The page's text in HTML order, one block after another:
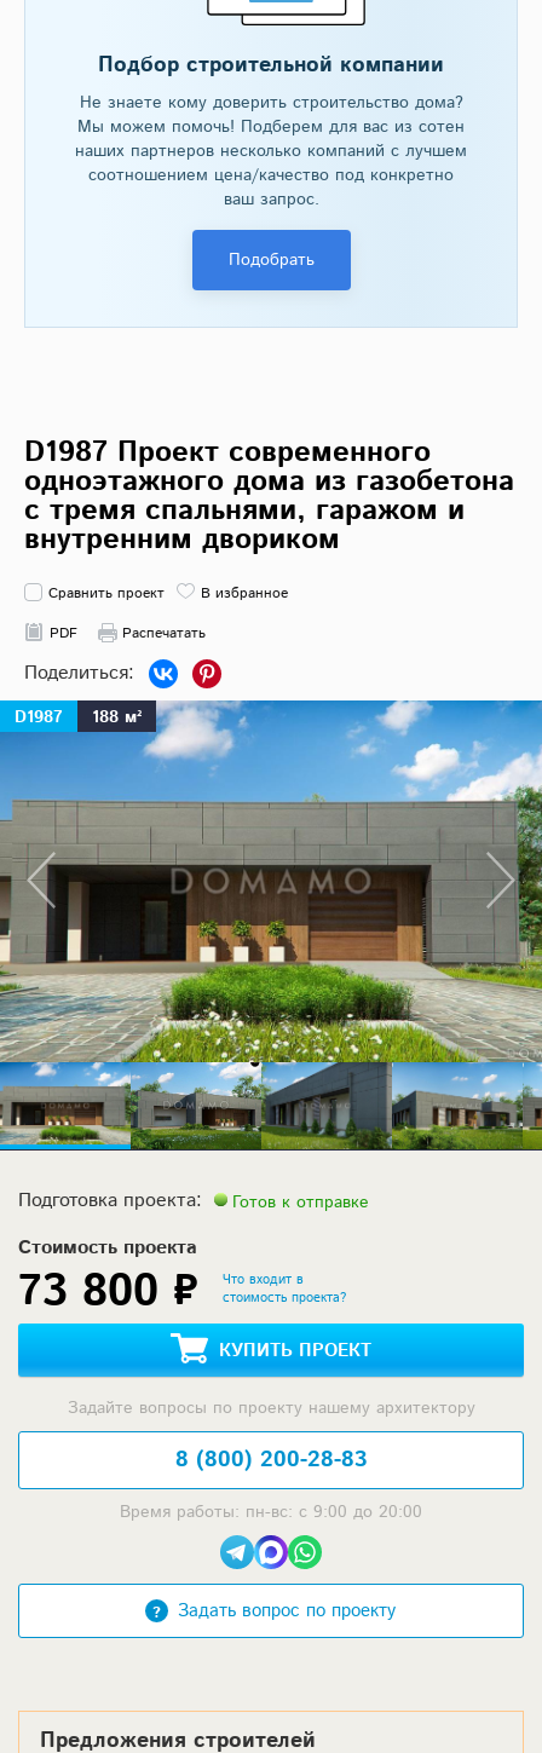
Подбор строительной компании
Не знаете кому доверить строительство дома?
Мы можем помочь! Подберем для вас из сотен
наших партнеров несколько компаний с лучшем
соотношением цена/качество под конкретно
ваш запрос.
Подобрать
D1987 Проект современного
одноэтажного дома из газобетона
с тремя спальнями, гаражом и
внутренним двориком
Сравнить проект
В избранное
PDF
Распечатать
D1987 188 м²
Подготовка проекта: Готов к отправке
Стоимость проекта
73 800 ₽
Что входит в
стоимость проекта?
КУПИТЬ ПРОЕКТ
Задайте вопросы по проекту нашему архитектору
8 (800) 200-28-83
Время работы: пн-вс: с 9:00 до 20:00
Задать вопрос по проекту
Предложения строителей